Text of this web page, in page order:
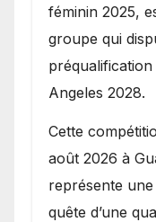
féminin 2025,
groupe qui
Angeles 2028.
Cette
août 2026 à
représente
quête d’une